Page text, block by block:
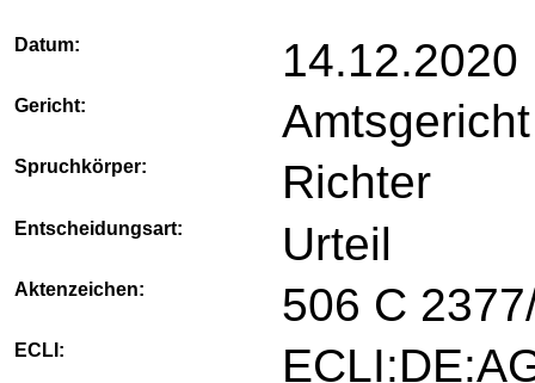
Datum: 14.12.2020
Gericht:
Spruchkörper: Richter
Entscheidungsart: Urteil
Aktenzeichen: 506 C
ECLI: